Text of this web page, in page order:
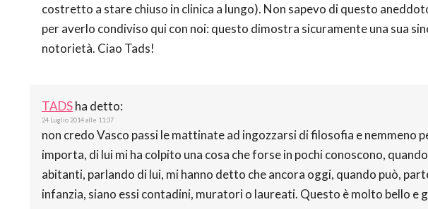
costretto a stare chiuso in clinica a lungo). Non sapevo di questo
per averlo condiviso qui con noi: questo dimostra sicuramente una sua
notorietà. Ciao Tads!
TADSha detto:
24 Luglio 2014 alle 11:37
non credo Vasco passi le mattinate ad ingozzarsi di filosofia e nemmeno
importa, di lui mi ha colpito una cosa che forse in pochi conoscono,
abitanti, parlando di lui, mi hanno detto che ancora oggi, quando può,
infanzia, siano essi contadini, muratori o laureati. Questo è molto bello e